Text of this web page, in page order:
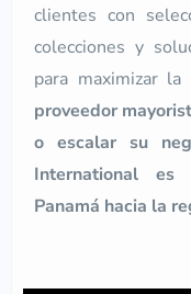
clientes con
colecciones y
para maximizar
proveedor
o escalar su
International
Panamá hacia la